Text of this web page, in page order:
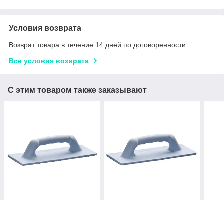
Условия возврата
Возврат товара в течение 14 дней по договоренности
Все условия возврата
С этим товаром также заказывают